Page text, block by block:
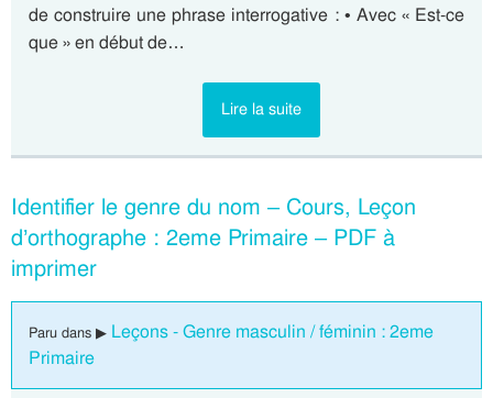
de construire une phrase interrogative : • Avec « Est-ce
que » en début de…
Lire la suite
Identifier le genre du nom – Cours, Leçon
d’orthographe : 2eme Primaire – PDF à
imprimer
Paru dans ▶ Leçons - Genre masculin / féminin : 2eme
Primaire